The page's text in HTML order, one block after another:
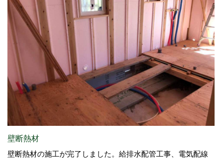
壁断熱材
壁断熱材の施工が完了しました。給排水配管工事、電気配線